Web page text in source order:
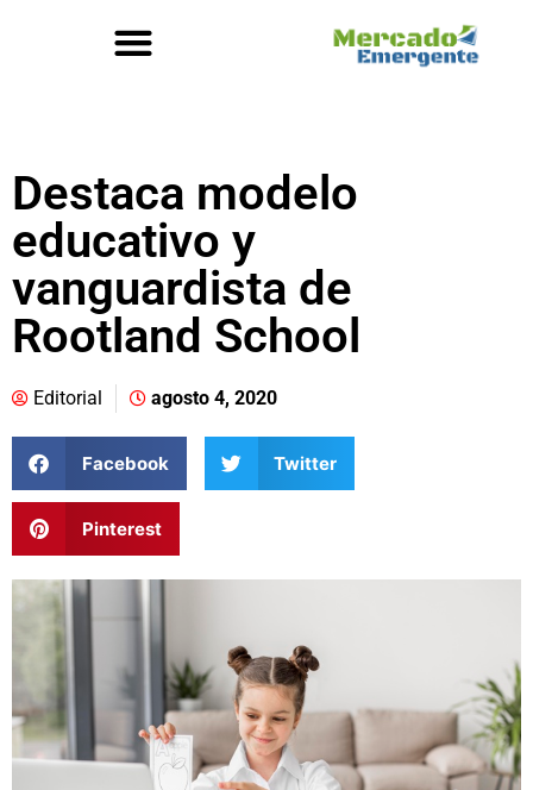
Destaca modelo
educativo y
vanguardista de
Rootland School
Editorial agosto 4, 2020
Facebook Twitter
Pinterest